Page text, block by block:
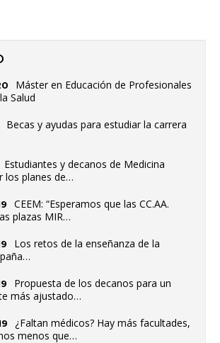
Máster en Educación de Profesionales
Salud
Becas y ayudas para estudiar la carrera
Estudiantes y decanos de Medicina
los planes de…
CEEM: “Esperamos que las CC.AA.
plazas MIR…
Los retos de la enseñanza de la
Propuesta de los decanos para un
más ajustado…
¿Faltan médicos? Hay más facultades,
menos que…